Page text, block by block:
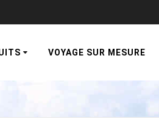
VOYAGE SUR MESURE